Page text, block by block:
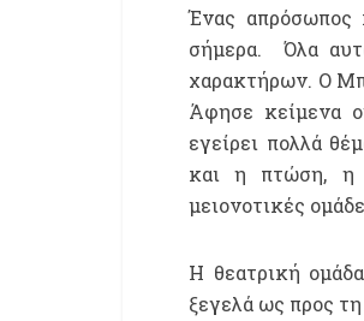
Ένας απρόσωπος
σήμερα. Όλα
χαρακτήρων. Ο
Άφησε κείμενα
εγείρει πολλά
και η πτώση, η
μειονοτικές
Η θεατρική
ξεγελά ως προς